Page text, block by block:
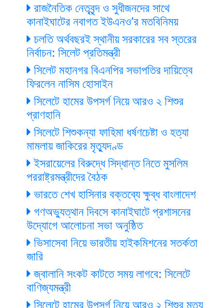
রাজনৈতিক নেতৃবৃন্দ ও সুধীজনদের সাথে
কানাইঘাটের নবাগত ইউএনও’র মতবিনিময়
চলতি অর্থবছরই স্থানীয় সরকারের সব স্তরের
নির্বাচন: সিলেট প্রতিমন্ত্রী
সিলেট মহানগর বিএনপির সভাপতির দায়িত্বে
ফিরলেন নাসিম হোসাইন
সিলেটে হামের উপসর্গ নিয়ে আরও ২ শিশুর
প্রাণহানি
সিলেটে শিশুকন্যা ফাহিমা ধর্ষণচেষ্টা ও হত্যা
মামলায় জাকিরের মৃত্যুদণ্ড
ইসরায়েলের বিরুদ্ধে সিদ্ধান্ত নিতে মুসলিম
পররাষ্ট্রমন্ত্রীদের বৈঠক
ভারতে শেখ হাসিনার বক্তব্যে ক্ষুব্ধ বাংলাদেশ
গণঅভ্যুত্থান দিবসে কানাইঘাটে প্রশাসনের
উদ্যোগে আলোচনা সভা অনুষ্ঠিত
ভিসাসেবা নিয়ে ভারতীয় হাইকমিশনের সতর্কতা
জারি
জ্বালানি সংকট কাটতে সময় লাগবে: সিলেটে
বাণিজ্যমন্ত্রী
সিলেটে হামের উপসর্গ নিয়ে আরও ২ শিশুর মৃত্যু